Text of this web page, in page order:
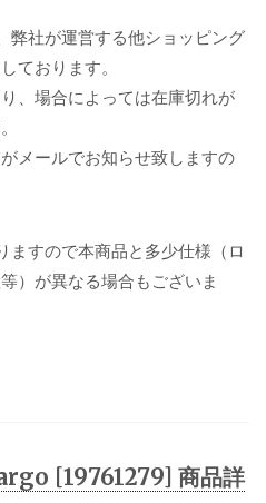
弊社が運営する他ショッピング
ております。
、場合によっては在庫切れが
メールでお知らせ致しますの
ますので本商品と多少仕様（ロ
）が異なる場合もございま
[19761279] 商品詳